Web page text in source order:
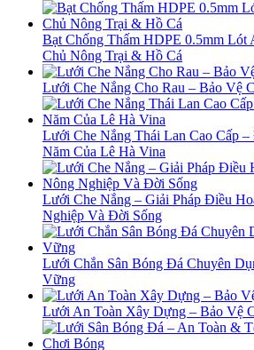
Bạt Chống Thấm HDPE 0.5mm Lót
Chủ Nông Trại & Hồ Cá
Lưới Che Nắng Cho Rau – Bảo Vệ
Lưới Che Nắng Thái Lan Cao Cấp
Năm Của Lê Hà Vina
Lưới Che Nắng – Giải Pháp Điều
Nghiệp Và Đời Sống
Lưới Chắn Sân Bóng Đá Chuyên
Vững
Lưới An Toàn Xây Dựng – Bảo Vệ